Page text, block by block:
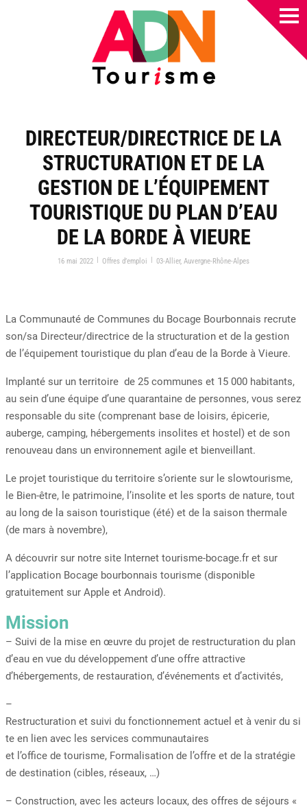
DIRECTEUR/DIRECTRICE DE LA
STRUCTURATION ET DE LA
GESTION DE L’ÉQUIPEMENT
TOURISTIQUE DU PLAN D’EAU
DE LA BORDE À VIEURE
16 mai 2022 | Offres d’emploi | 03-Allier, Auvergne-Rhône-Alpes
La Communauté de Communes du Bocage Bourbonnais recrute
son/sa Directeur/directrice de la structuration et de la gestion
de l’équipement touristique du plan d’eau de la Borde à Vieure.
Implanté sur un territoire de 25 communes et 15 000 habitants,
au sein d’une équipe d’une quarantaine de personnes, vous serez
responsable du site (comprenant base de loisirs, épicerie,
auberge, camping, hébergements insolites et hostel) et de son
renouveau dans un environnement agile et bienveillant.
Le projet touristique du territoire s’oriente sur le slowtourisme,
le Bien-être, le patrimoine, l’insolite et les sports de nature, tout
au long de la saison touristique (été) et de la saison thermale
(de mars à novembre),
A découvrir sur notre site Internet tourisme-bocage.fr et sur
l’application Bocage bourbonnais tourisme (disponible
gratuitement sur Apple et Android).
Mission
– Suivi de la mise en œuvre du projet de restructuration du plan
d’eau en vue du développement d’une offre attractive
d’hébergements, de restauration, d’événements et d’activités,
–
Restructuration et suivi du fonctionnement actuel et à venir du si
te en lien avec les services communautaires
et l’office de tourisme, Formalisation de l’offre et de la stratégie
de destination (cibles, réseaux, …)
– Construction, avec les acteurs locaux, des offres de séjours «